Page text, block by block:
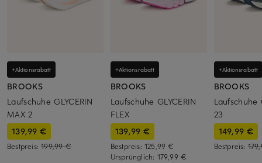
+Aktionsrabatt
BROOKS
Laufschuhe GLYCERIN
MAX 2
139,99 €
Bestpreis:199,99 €
+Aktionsrabatt
BROOKS
Laufschuhe GLYCERIN
FLEX
139,99 €
Bestpreis: 125,99 €
Ursprünglich: 179,99 €
+Aktionsrabatt
BROOKS
Laufschuhe
23
149,99 €
Bestpreis: